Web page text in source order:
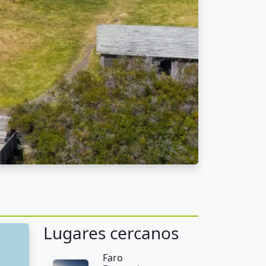
Lugares cercanos
Faro